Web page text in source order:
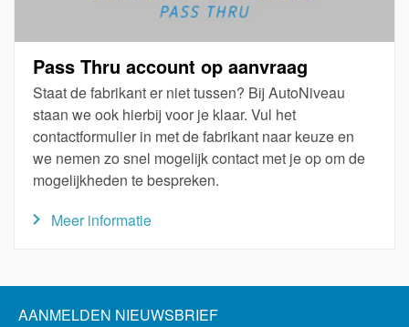
Pass Thru account op aanvraag
Staat de fabrikant er niet tussen? Bij AutoNiveau
staan we ook hierbij voor je klaar. Vul het
contactformulier in met de fabrikant naar keuze en
we nemen zo snel mogelijk contact met je op om de
mogelijkheden te bespreken.
Meer informatie
AANMELDEN NIEUWSBRIEF